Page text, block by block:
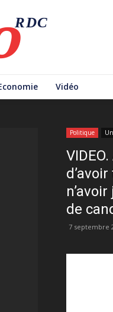
RDC
Vidéo
Politique
de
7 septembre